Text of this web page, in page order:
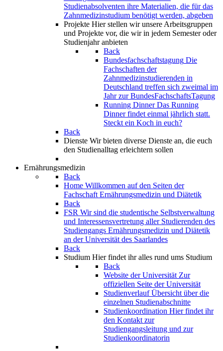
Studienabsolventen ihre Materialien, die für das
Zahnmedizinstudium benötigt werden, abgeben
Projekte Hier stellen wir unsere Arbeitsgruppen
und Projekte vor, die wir in jedem Semester oder
Studienjahr anbieten
Back
Bundesfachschaftstagung Die
Fachschaften der
Zahnmedizinstudierenden in
Deutschland treffen sich zweimal im
Jahr zur BundesFachschaftsTagung
Running Dinner Das Running
Dinner findet einmal jährlich statt.
Steckt ein Koch in euch?
Back
Dienste Wir bieten diverse Dienste an, die euch
den Studienalltag erleichtern sollen
Ernährungsmedizin
Back
Home Willkommen auf den Seiten der
Fachschaft Ernährungsmedizin und Diätetik
Back
FSR Wir sind die studentische Selbstverwaltung
und Interessensvertretung aller Studierenden des
Studiengangs Ernährungsmedizin und Diätetik
an der Universität des Saarlandes
Back
Studium Hier findet ihr alles rund ums Studium
Back
Website der Universität Zur
offiziellen Seite der Universität
Studienverlauf Übersicht über die
einzelnen Studienabschnitte
Studienkoordination Hier findet ihr
den Kontakt zur
Studiengangsleitung und zur
Studienkoordinatorin